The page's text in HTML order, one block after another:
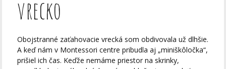
vrecko
Obojstranné zaťahovacie vrecká som obdivovala už dlhšie.
A keď nám v Montessori centre pribudla aj „miniškôločka“,
prišiel ich čas. Keďže nemáme priestor na skrinky,